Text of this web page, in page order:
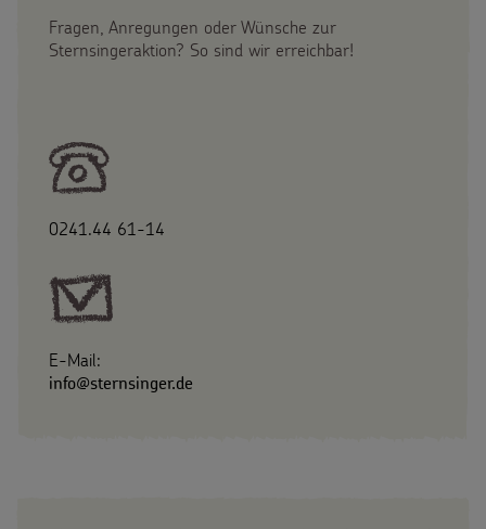
Fragen, Anregungen oder Wünsche zur
Sternsingeraktion? So sind wir erreichbar!
0241.44 61-14
E-Mail:
info@sternsinger.de